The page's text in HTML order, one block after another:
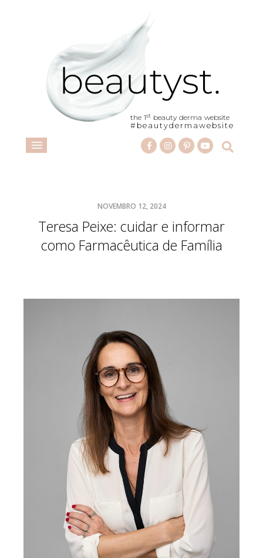
the 1st beauty derma website
#beautydermawebsite
NOVEMBRO 12, 2024
Teresa Peixe: cuidar e informar
como Farmacêutica de Família